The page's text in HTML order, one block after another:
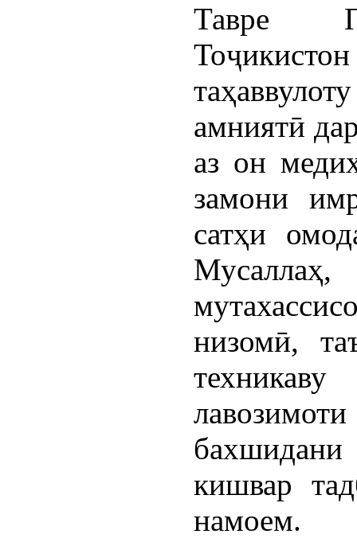
Тавре
амниятӣ
аз он
замони
сатҳи
низомӣ,
кишвар
намоем.